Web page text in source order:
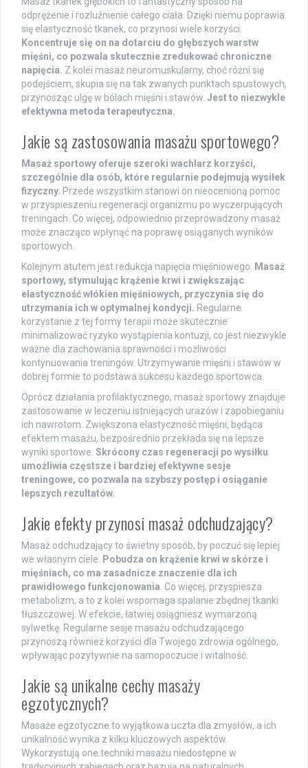
odprężenie i rozluźnienie całego ciała. Dzięki niemu poprawia
się elastyczność tkanek, co przynosi wiele korzyści.
Koncentruje się on na dotarciu do głębszych warstw
mięśni, co pozwala skutecznie zredukować chroniczne
napięcia. Z kolei masaż neuromuskularny, choć różni się
podejściem, skupia się na tak zwanych punktach spustowych,
przynosząc ulgę w bólach mięśni i stawów. Jest to niezwykle
efektywna metoda terapeutyczna.
Jakie są zastosowania masażu sportowego?
Masaż sportowy oferuje szeroki wachlarz korzyści,
szczególnie dla osób, które regularnie podejmują wysiłek
fizyczny. Przede wszystkim stanowi on nieocenioną pomoc
w przyspieszeniu regeneracji organizmu po wyczerpujących
treningach. Co więcej, odpowiednio przeprowadzony masaż
może znacząco wpłynąć na poprawę osiąganych wyników
sportowych.
Kolejnym atutem jest redukcja napięcia mięśniowego. Masaż
sportowy, stymulując krążenie krwi i zwiększając
elastyczność włókien mięśniowych, przyczynia się do
utrzymania ich w optymalnej kondycji. Regularne
korzystanie z tej formy terapii może skutecznie
minimalizować ryzyko wystąpienia kontuzji, co jest niezwykle
ważne dla zachowania sprawności i możliwości
kontynuowania treningów. Utrzymywanie mięśni i stawów w
dobrej formie to podstawa sukcesu każdego sportowca.
Oprócz działania profilaktycznego, masaż sportowy znajduje
zastosowanie w leczeniu istniejących urazów i zapobieganiu
ich nawrotom. Zwiększona elastyczność mięśni, będąca
efektem masażu, bezpośrednio przekłada się na lepsze
wyniki sportowe. Skrócony czas regeneracji po wysiłku
umożliwia częstsze i bardziej efektywne sesje
treningowe, co pozwala na szybszy postęp i osiąganie
lepszych rezultatów.
Jakie efekty przynosi masaż odchudzający?
Masaż odchudzający to świetny sposób, by poczuć się lepiej
we własnym ciele. Pobudza on krążenie krwi w skórze i
mięśniach, co ma zasadnicze znaczenie dla ich
prawidłowego funkcjonowania . Co więcej, przyspiesza
metabolizm, a to z kolei wspomaga spalanie zbędnej tkanki
tłuszczowej. W efekcie, łatwiej osiągniesz wymarzoną
sylwetkę. Regularne sesje masażu odchudzającego
przynoszą również korzyści dla Twojego zdrowia ogólnego,
wpływając pozytywnie na samopoczucie i witalność.
Jakie są unikalne cechy masaży
egzotycznych?
Masaże egzotyczne to wyjątkowa uczta dla zmysłów, a ich
unikalność wynika z kilku kluczowych aspektów.
Wykorzystują one techniki masażu niedostępne w